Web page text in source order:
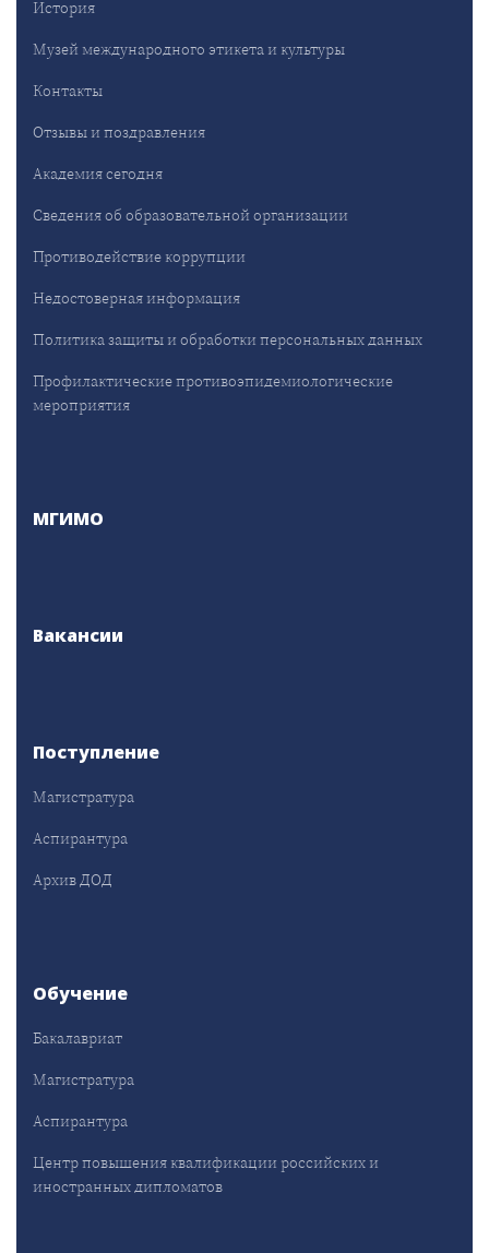
История
Музей международного этикета и культуры
Контакты
Отзывы и поздравления
Академия сегодня
Сведения об образовательной организации
Противодействие коррупции
Недостоверная информация
Политика защиты и обработки персональных данных
Профилактические противоэпидемиологические
мероприятия
МГИМО
Вакансии
Поступление
Магистратура
Аспирантура
Архив ДОД
Обучение
Бакалавриат
Магистратура
Аспирантура
Центр повышения квалификации российских и
иностранных дипломатов